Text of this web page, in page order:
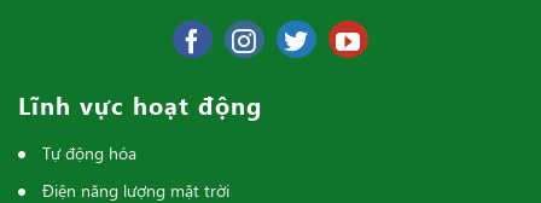
Lĩnh vực hoạt động
Tự động hóa
Điện năng lượng mặt trời